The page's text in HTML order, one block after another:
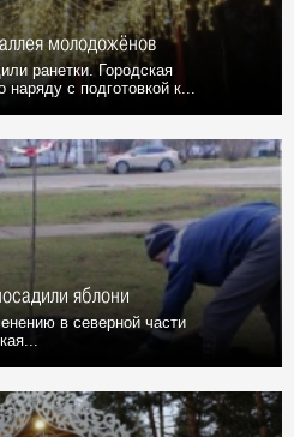
молодожёнов
ранетки. Городская
наряду с подготовкой к...
яблони
в северной части